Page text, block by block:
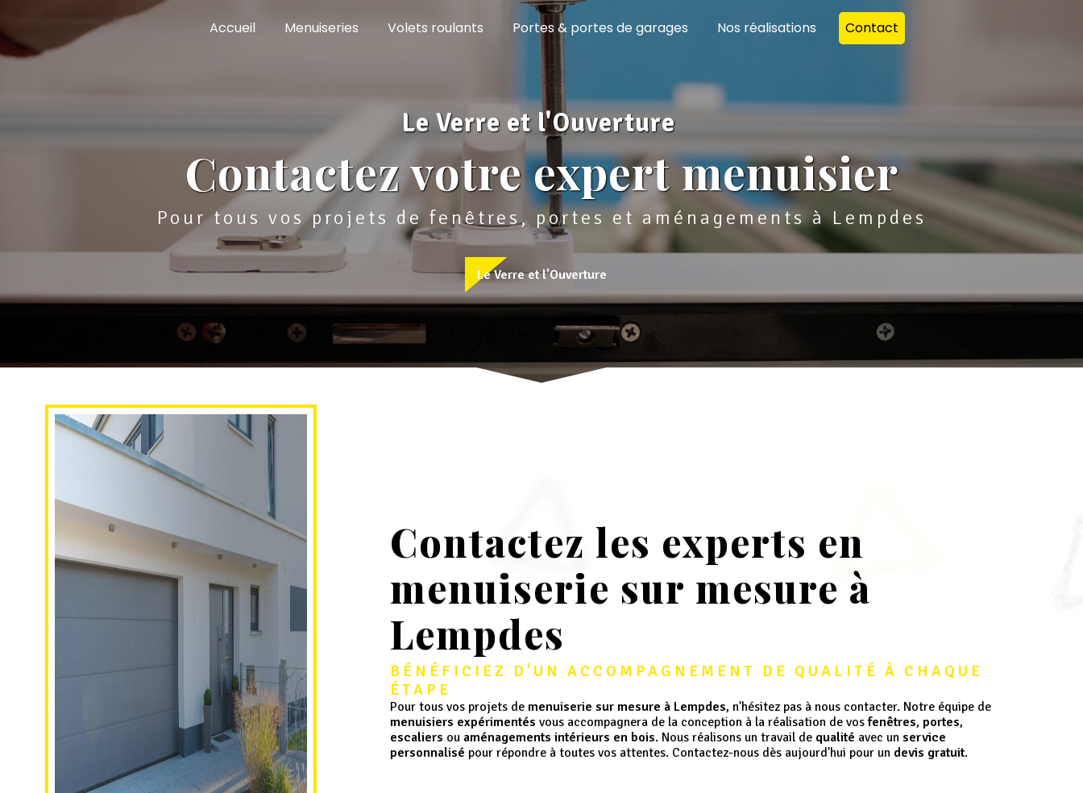
Accueil Menuiseries Volets roulants Portes & portes de garages Nos réalisations Contact
Le Verre et l'Ouverture
Contactez votre expert menuisier
Pour tous vos projets de fenêtres, portes et aménagements à Lempdes
Le Verre et l'Ouverture
Contactez les experts en
menuiserie sur mesure à
Lempdes
BÉNÉFICIEZ D'UN ACCOMPAGNEMENT DE QUALITÉ À CHAQUE
ÉTAPE
Pour tous vos projets de menuiserie sur mesure à Lempdes, n'hésitez pas à nous contacter. Notre équipe de
menuisiers expérimentés vous accompagnera de la conception à la réalisation de vosfenêtres, portes,
escaliers ou aménagements intérieurs en bois. Nous réalisons un travail de qualité avec un service
personnalisé pour répondre à toutes vos attentes. Contactez-nous dès aujourd'hui pour un devis gratuit.
Panneau de gestion des cookies